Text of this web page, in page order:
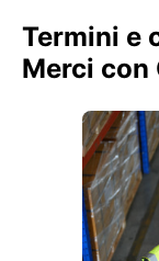
Termini e
Merci con